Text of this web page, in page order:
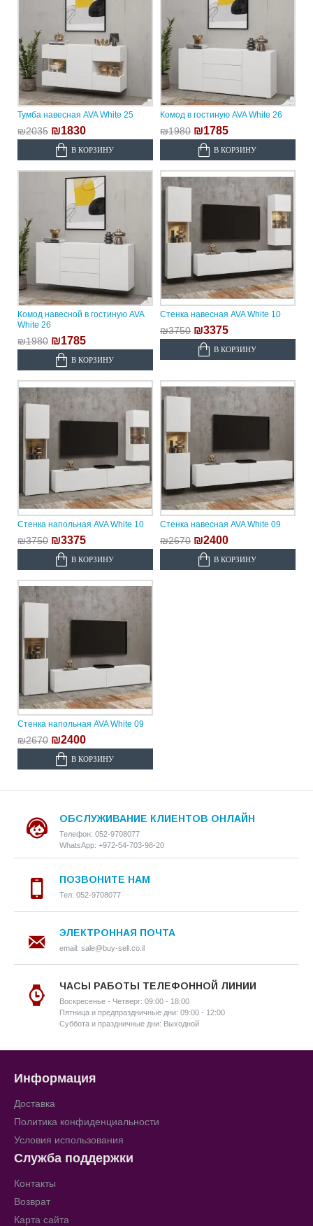
Тумба навесная AVA White 25
₪2035 ₪1830
В КОРЗИНУ
Комод в гостиную AVA White 26
₪1980 ₪1785
В КОРЗИНУ
Комод навесной в гостиную AVA
White 26
₪1980 ₪1785
В КОРЗИНУ
Стенка навесная AVA White 10
₪3750 ₪3375
В КОРЗИНУ
Стенка напольная AVA White 10
₪3750 ₪3375
В КОРЗИНУ
Стенка навесная AVA White 09
₪2670 ₪2400
В КОРЗИНУ
Стенка напольная AVA White 09
₪2670 ₪2400
В КОРЗИНУ
ОБСЛУЖИВАНИЕ КЛИЕНТОВ ОНЛАЙН
Телефон: 052-9708077
WhatsApp: +972-54-703-98-20
ПОЗВОНИТЕ НАМ
Тел: 052-9708077
ЭЛЕКТРОННАЯ ПОЧТА
email: sale@buy-sell.co.il
ЧАСЫ РАБОТЫ ТЕЛЕФОННОЙ ЛИНИИ
Воскресенье - Четверг: 09:00 - 18:00
Пятница и предпраздничные дни: 09:00 - 12:00
Суббота и праздничные дни: Выходной
Информация
Доставка
Политика конфиденциальности
Условия использования
Служба поддержки
Контакты
Возврат
Карта сайта